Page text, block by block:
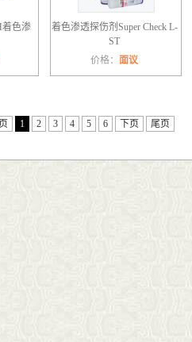
着色渗
着色渗透探伤剂Super Check L-
ST
价格： 面议
1 2 3 4 5 6 下页 尾页